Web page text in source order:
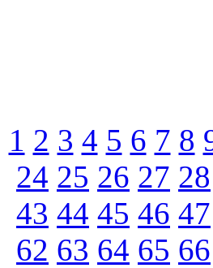
1 2 3 4 5 6 7 8
24 25 26 27 28
43 44 45 46 47
62 63 64 65 66